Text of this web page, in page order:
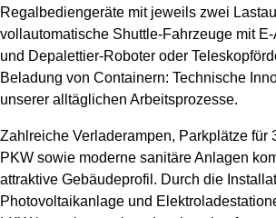
Regalbediengeräte mit jeweils zwei
vollautomatische Shuttle-Fahrzeuge mit
und Depalettier-Roboter oder
Beladung von Containern: Technische
unserer alltäglichen Arbeitsprozesse.
Zahlreiche Verladerampen, Parkplätze für
PKW sowie moderne sanitäre Anlagen
attraktive Gebäudeprofil. Durch die
Photovoltaikanlage und